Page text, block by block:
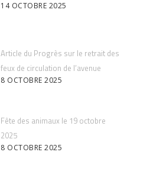
14 OCTOBRE 2025
Article du Progrès sur le retrait des
feux de circulation de l’avenue
8 OCTOBRE 2025
Fête des animaux le 19 octobre
2025
8 OCTOBRE 2025